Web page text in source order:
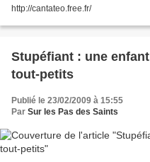
http://cantateo.free.fr/
Stupéfiant : une
tout-petits
Publié le 23/02/2009 à 15:55
Par Sur les Pas des Saints